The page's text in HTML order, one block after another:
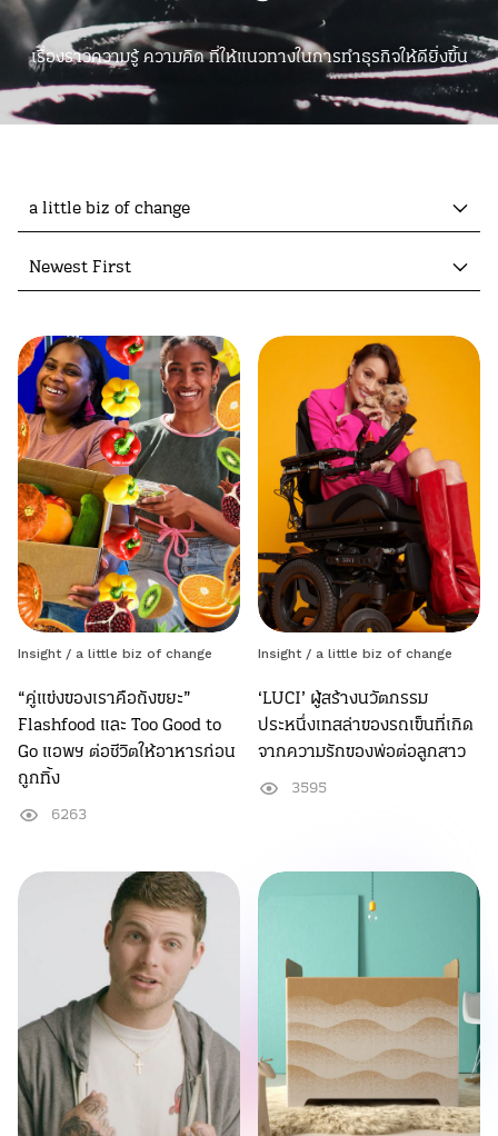
เรื่องราวความรู้ ความคิด ที่ให้แนวทางในการทำธุรกิจให้ดียิ่งขึ้น
a little biz of change
Newest First
Insight / a little biz of change
“คู่แข่งของเราคือถังขยะ”
Flashfood และ Too Good to
Go แอพฯ ต่อชีวิตให้อาหารก่อน
ถูกทิ้ง
6263
Insight / a little biz of change
‘LUCI’ ผู้สร้างนวัตกรรม
ประหนึ่งเทสล่าของรถเข็นที่เกิด
จากความรักของพ่อต่อลูกสาว
3595